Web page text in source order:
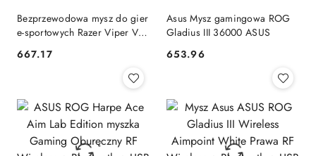
Bezprzewodowa mysz do gier
e-sportowych Razer Viper V3
Cena:
667.17
Asus Mysz gamingowa ROG
Gladius III 36000 ASUS
Cena:
653.96